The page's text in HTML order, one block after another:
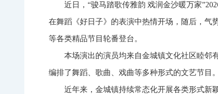
近日，“骏马踏歌传雅韵 戏润金沙暖万家
在舞蹈《好日子》的表演中热情开场，随后，气
等各类精品节目轮番登台。
本场演出的演员均来自金城镇文化社区睦邻
编排了舞蹈、歌曲、戏曲等多种形式的文艺节目
近年来，金城镇持续常态化开展各类形式新